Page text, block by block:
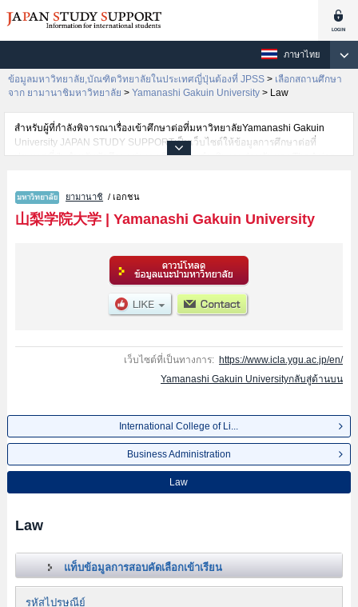
ภาษาไทย
ข้อมูลมหาวิทยาลัย,บัณฑิตวิทยาลัยในประเทศญี่ปุ่นต้องที่ JPSS > เลือกสถานศึกษา
จาก ยามานาชิมหาวิทยาลัย > Yamanashi Gakuin University > Law
สำหรับผู้ที่กำลังพิจารณาเรื่องเข้าศึกษาต่อที่มหาวิทยาลัยYamanashi Gakuin
University JAPAN STUDY SUPPORTเป็นเว็บไซต์ให้ข้อมูลการศึกษาต่อที่
ประเทศญี่ปุ่นสำหรับนักศึกษาต่างชาติโดยการดำเนินงานร่วมกันของ The Asian
College of Liberal ArtsหรือคณะBusiness AdministrationหรือคณะLaw ไว้
เป็นต้นไว้สำหรับผู้ที่ต้องการค้นหาข้อมูลการศึกษาต่อเกี่ยวกับYamanashi Gakuin
University กรุณาใช้เว็บไซต์นี้เพื่อการค้นหาข้อมูลตามอัธยาศัย นอกจากนั้นยังมี
อนุปริญญา,วิทยาลัยอาชีวศึกษากว่า 1,300 แห่งที่กำลังเปิดรับสมัครนักศึกษาต่าง
ยามานาชิ / เอกชน
山梨学院大学| Yamanashi Gakuin University
เว็บไซต์ที่เป็นทางการ: https://www.icla.ygu.ac.jp/en/
Yamanashi Gakuin Universityกลับสู่ด้านบน
International College of Li...
Business Administration
Law
Law
แท็บข้อมูลการสอบคัดเลือกเข้าเรียน
รหัสไปรษณีย์